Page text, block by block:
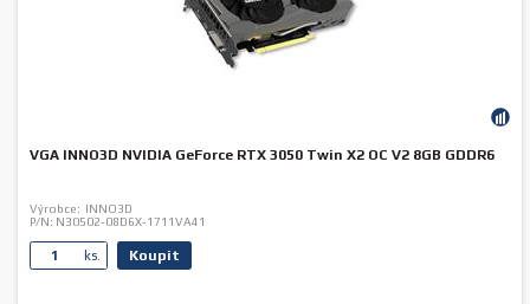
VGA INNO3D NVIDIA GeForce RTX 3050 Twin X2 OC V2 8GB GDDR6
Výrobce: INNO3D
P/N: N30502-08D6X-1711VA41
ks. Koupit